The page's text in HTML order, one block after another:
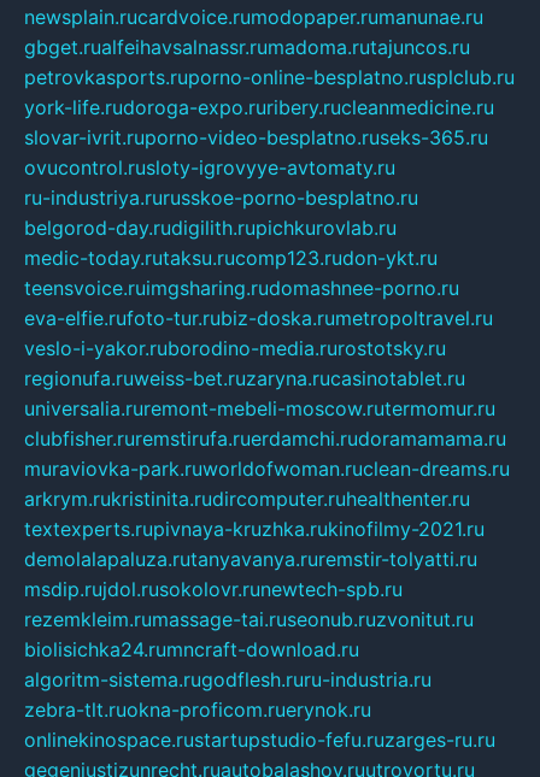
newsplain.rucardvoice.rumodopaper.rumanunae.ru
gbget.rualfeihavsalnassr.rumadoma.rutajuncos.ru
petrovkasports.ruporno-online-besplatno.rusplclub.ru
york-life.rudoroga-expo.ruribery.rucleanmedicine.ru
slovar-ivrit.ruporno-video-besplatno.ruseks-365.ru
ovucontrol.rusloty-igrovyye-avtomaty.ru
ru-industriya.rurusskoe-porno-besplatno.ru
belgorod-day.rudigilith.rupichkurovlab.ru
medic-today.rutaksu.rucomp123.rudon-ykt.ru
teensvoice.ruimgsharing.rudomashnee-porno.ru
eva-elfie.rufoto-tur.rubiz-doska.rumetropoltravel.ru
veslo-i-yakor.ruborodino-media.rurostotsky.ru
regionufa.ruweiss-bet.ruzaryna.rucasinotablet.ru
universalia.ruremont-mebeli-moscow.rutermomur.ru
clubfisher.ruremstirufa.ruerdamchi.rudoramamama.ru
muraviovka-park.ruworldofwoman.ruclean-dreams.ru
arkrym.rukristinita.rudircomputer.ruhealthenter.ru
textexperts.rupivnaya-kruzhka.rukinofilmy-2021.ru
demolalapaluza.rutanyavanya.ruremstir-tolyatti.ru
msdip.rujdol.rusokolovr.runewtech-spb.ru
rezemkleim.rumassage-tai.ruseonub.ruzvonitut.ru
biolisichka24.rumncraft-download.ru
algoritm-sistema.rugodflesh.ruru-industria.ru
zebra-tlt.ruokna-proficom.ruerynok.ru
onlinekinospace.rustartupstudio-fefu.ruzarges-ru.ru
gegenjustizunrecht.ruautobalashov.ruutrovortu.ru